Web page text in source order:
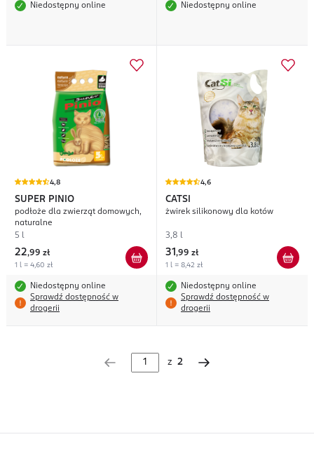
Niedostępny online Niedostępny online
4,8
SUPER PINIO
podłoże dla zwierząt domowych,
naturalne
5 l
22,99 zł
1 l = 4,60 zł
Niedostępny online
Sprawdź dostępność w
drogerii
4,6
CATSI
żwirek silikonowy dla kotów
3,8 l
31 ,99 zł
1 l = 8,42 zł
Niedostępny online
Sprawdź dostępność w
drogerii
z 2